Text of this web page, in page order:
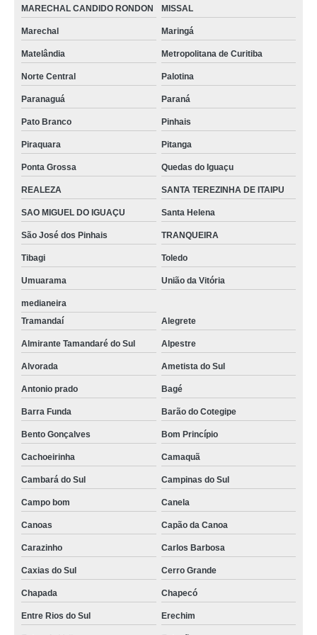
MARECHAL CANDIDO RONDON MISSAL
Marechal Maringá
Matelândia Metropolitana de Curitiba
Norte Central Palotina
Paranaguá Paraná
Pato Branco Pinhais
Piraquara Pitanga
Ponta Grossa Quedas do Iguaçu
REALEZA SANTA TEREZINHA DE ITAIPU
SAO MIGUEL DO IGUAÇU Santa Helena
São José dos Pinhais TRANQUEIRA
Tibagi Toledo
Umuarama União da Vitória
medianeira
Tramandaí
Alegrete
Almirante Tamandaré do Sul Alpestre
Alvorada Ametista do Sul
Antonio prado Bagé
Barra Funda Barão do Cotegipe
Bento Gonçalves Bom Princípio
Cachoeirinha Camaquã
Cambará do Sul Campinas do Sul
Campo bom Canela
Canoas Capão da Canoa
Carazinho Carlos Barbosa
Caxias do Sul Cerro Grande
Chapada Chapecó
Entre Rios do Sul Erechim